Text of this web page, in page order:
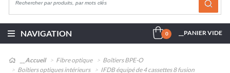
NAVIGATION 0 __PANIER VIDE
__Accueil Fibre optique
Boîtiers BPE-O
Boîtiers optiques intérieurs
IFDB équipé de 4 cassettes 8 fusion